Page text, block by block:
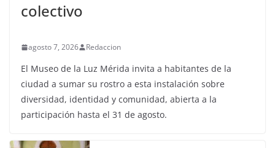
colectivo
agosto 7, 2026 Redaccion
El Museo de la Luz Mérida invita a habitantes de la
ciudad a sumar su rostro a esta instalación sobre
diversidad, identidad y comunidad, abierta a la
participación hasta el 31 de agosto.